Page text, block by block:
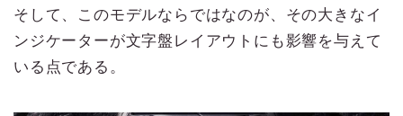
そして、このモデルならではなのが、その大きなイ
ンジケーターが文字盤レイアウトにも影響を与えて
いる点である。